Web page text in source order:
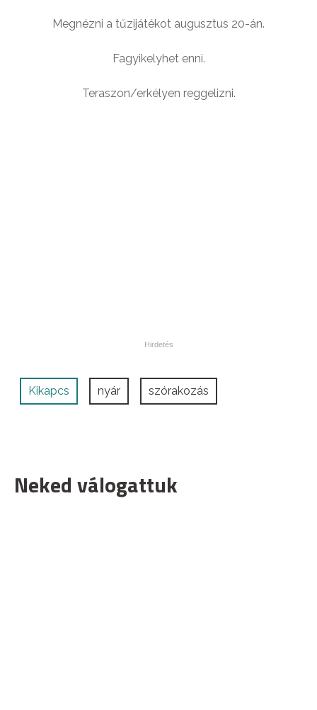
Megnézni a tűzijátékot augusztus 20-án.
Fagyikelyhet enni.
Teraszon/erkélyen reggelizni.
Kikapcs nyár szórakozás
Neked válogattuk